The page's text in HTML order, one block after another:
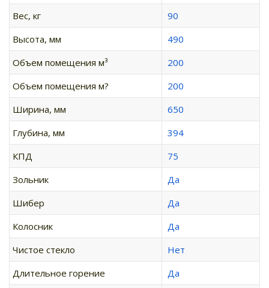
Вес, кг
90
Высота, мм
490
Объем помещения м³
200
Объем помещения м?
200
Ширина, мм
650
Глубина, мм
394
КПД
75
Зольник
Да
Шибер
Да
Колосник
Да
Чистое стекло
Нет
Длительное горение
Да